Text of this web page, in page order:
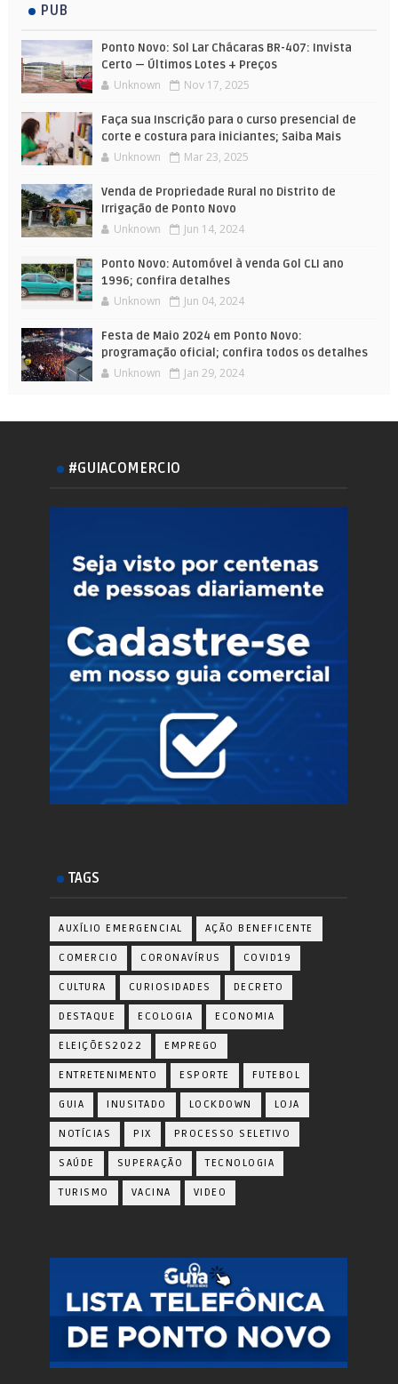
PUB
Ponto Novo: Sol Lar Chácaras BR-407: Invista
Certo — Últimos Lotes + Preços
Unknown Nov 17, 2025
Faça sua Inscrição para o curso presencial de
corte e costura para iniciantes; Saiba Mais
Unknown Mar 23, 2025
Venda de Propriedade Rural no Distrito de
Irrigação de Ponto Novo
Unknown Jun 14, 2024
Ponto Novo: Automóvel à venda Gol CLI ano
1996; confira detalhes
Unknown Jun 04, 2024
Festa de Maio 2024 em Ponto Novo:
programação oficial; confira todos os detalhes
Unknown Jan 29, 2024
#GUIACOMERCIO
TAGS
AUXÍLIO EMERGENCIAL AÇÃO BENEFICENTE
COMERCIO CORONAVÍRUS COVID19
CULTURA CURIOSIDADES DECRETO
DESTAQUE ECOLOGIA ECONOMIA
ELEIÇÕES2022 EMPREGO
ENTRETENIMENTO ESPORTE FUTEBOL
GUIA INUSITADO LOCKDOWN LOJA
NOTÍCIAS PIX PROCESSO SELETIVO
SAÚDE SUPERAÇÃO TECNOLOGIA
TURISMO VACINA VIDEO